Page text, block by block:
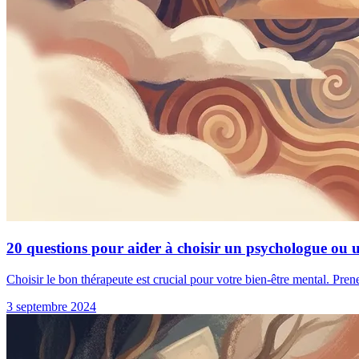
20 questions pour aider à choisir un psychologue ou
Choisir le bon thérapeute est crucial pour votre bien-être mental.
3 septembre 2024